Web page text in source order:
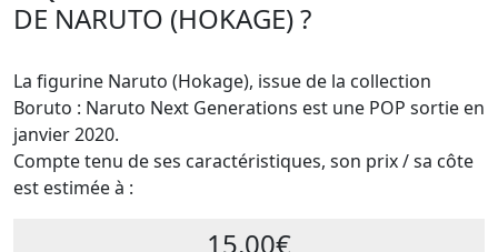
DE NARUTO (HOKAGE) ?
La figurine Naruto (Hokage), issue de la collection
Boruto : Naruto Next Generations est une POP sortie en
janvier 2020.
Compte tenu de ses caractéristiques, son prix / sa côte
est estimée à :
15.00€